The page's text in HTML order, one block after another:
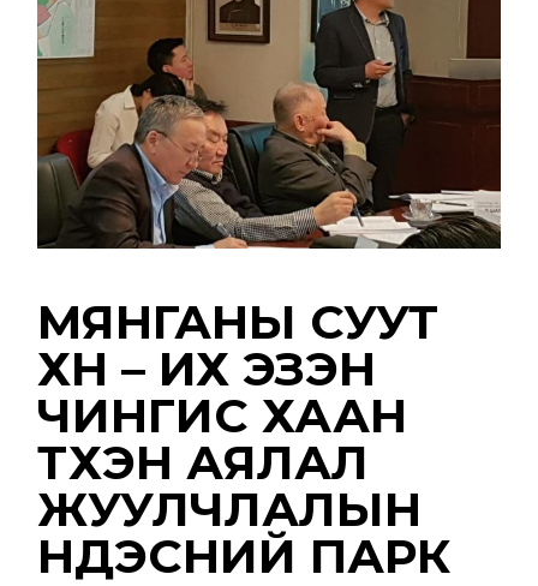
МЯНГАНЫ СУУТ
ХҮН – ИХ ЭЗЭН
ЧИНГИС ХААН
ТҮҮХЭН АЯЛАЛ
ЖУУЛЧЛАЛЫН
ҮНДЭСНИЙ ПАРК